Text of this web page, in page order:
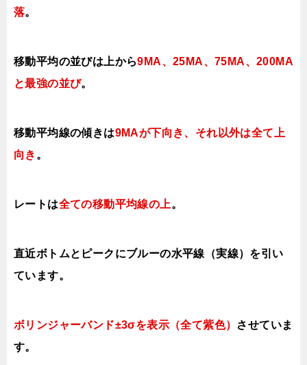
落。
移動平均の並びは上から9MA、25MA、75MA、200MA
と最強の並び。
移動平均線の傾きは9MAが下向き、それ以外は全て上
向き 。
レートは全ての移動平均線の上。
直近ボトムとピークにブルーの水平線（実線）を引い
ています。
ボリンジャーバンド±3σを表示（全て紫色） させていま
す。